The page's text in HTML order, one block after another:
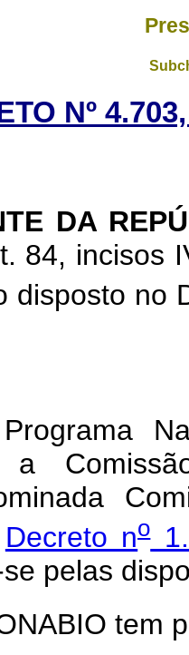
Nº
DA
84, incisos
disposto no
Decreto no
pelas
tem